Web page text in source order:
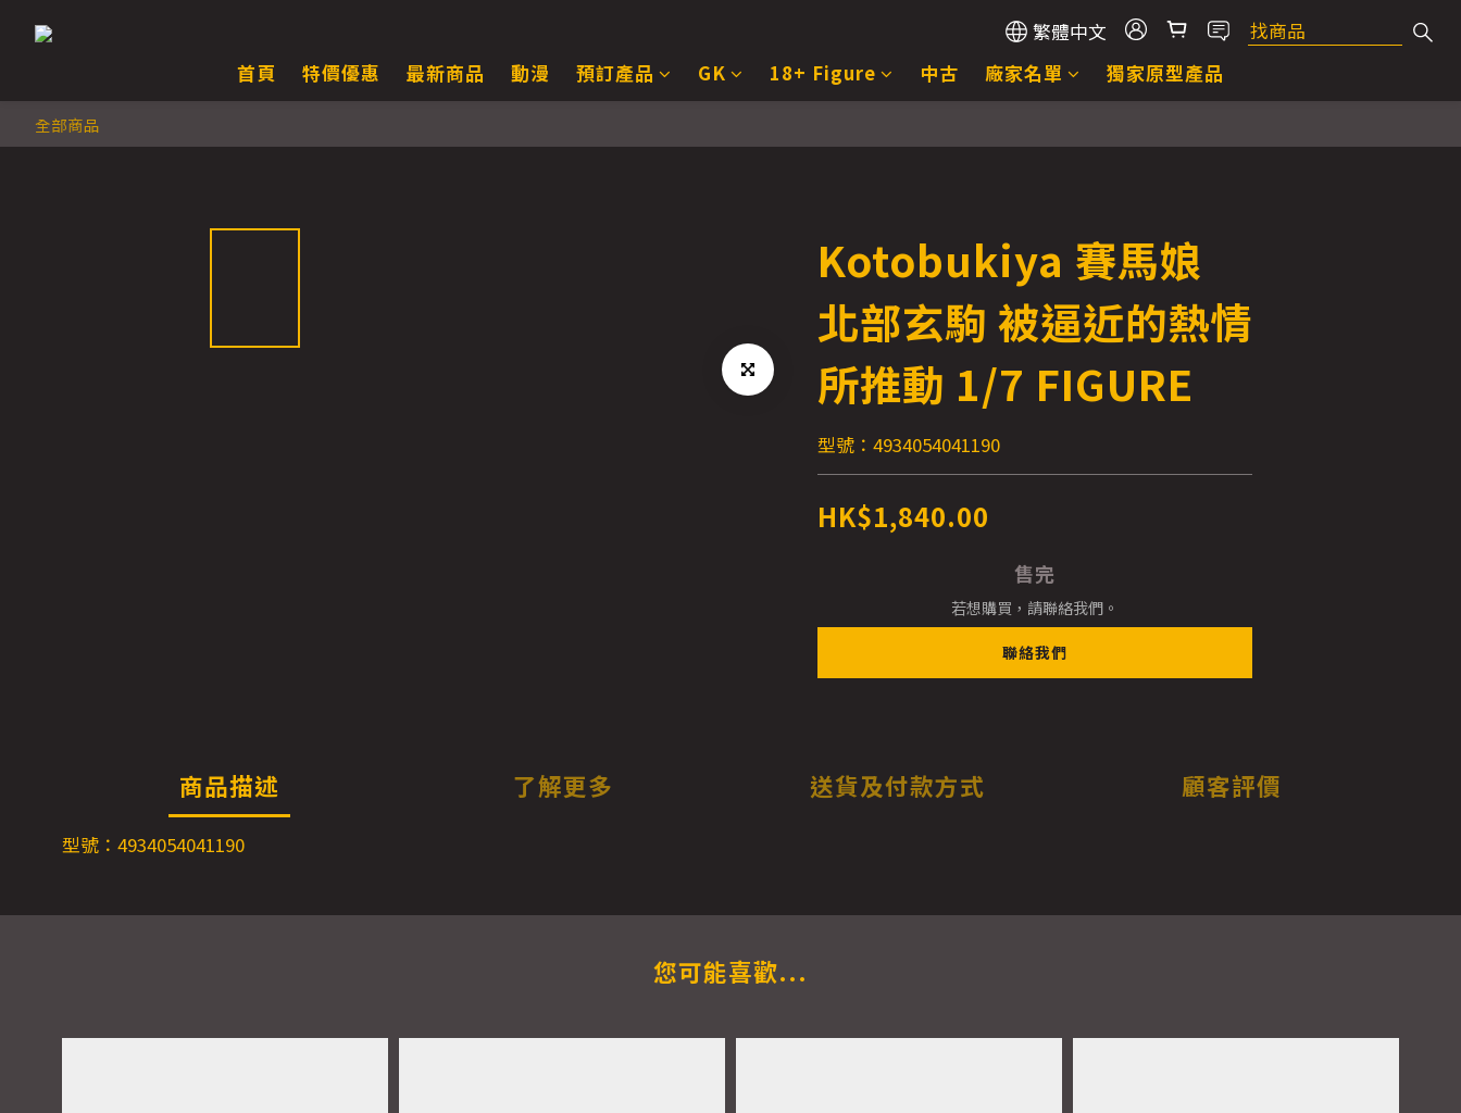
繁體中文
首頁
特價優惠 最新商品 動漫 預訂產品 GK 18+ Figure 中古 廠家名單 獨家原型產品
全部商品
Kotobukiya 賽馬娘
北部玄駒 被逼近的熱情
所推動 1/7 FIGURE
型號：4934054041190
HK$1,840.00
售完
若想購買，請聯絡我們。
聯絡我們
商品描述 了解更多 送貨及付款方式 顧客評價
型號：4934054041190
您可能喜歡...